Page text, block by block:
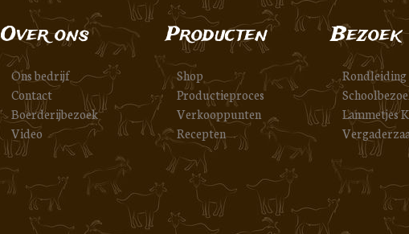
Over ons
Ons bedrijf
Contact
Boerderijbezoek
Video
Producten
Shop
Productieproces
Verkooppunten
Recepten
Bezoek
Rondleiding
Lammetjes